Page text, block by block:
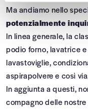
Ma andiamo nello
potenzialmente
In linea generale, la
podio forno, lavatrice
lavastoviglie,
aspirapolvere e così
In aggiunta a questi,
compagno delle